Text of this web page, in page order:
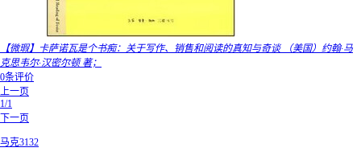
【微瑕】卡萨诺瓦是个书痴：关于写作、销售和阅读的真知与奇谈 （美国）约翰·马
克思韦尔·汉密尔顿 著；
0条评价
上一页
1/1
下一页
马克3132